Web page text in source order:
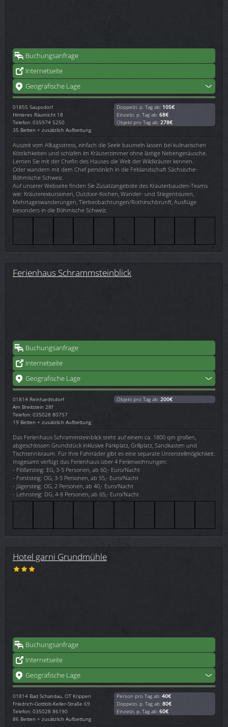
Buchungsanfrage
Internetseite
Geografische Lage
01855 Saupsdorf
Hinteres Räumicht 18
Telefon: 035974 5250
35 Betten + zusätzlich Aufbettung
Doppelzi. p. Tag ab: 105€
Einzelzi. p. Tag ab: 68€
Objekt pro Tag ab: 278€
Auszeit vom Alltagsstress, einfach die Seele baumeln lassen bei kulinarischen
Köstlichkeiten und schlafen im Kräuterzimmer ohne lästige Nebengeräusche.
Lernen Sie mit der Chefin des Hauses die Welt der Wildkräuter kennen.
Oder wandern mit dem Chef persönlich in die Felslandschaft Sächsische-
Böhmische Schweiz.
Auf unserer Webseite finden Sie Zusatzangebote des Kräuterbauden-Teams
wie: Kräuterexkursionen, Outdoor-Kochen, Wander- und Stiegentouren,
Mehrtageswanderungen, Tierbeobachtungen/Rothirschbrunft, Ausflüge
besonders in die Böhmische Schweiz.
Ferienhaus Schrammsteinblick
Buchungsanfrage
Internetseite
Geografische Lage
01814 Reinhardtsdorf
Am Breitstein 28f
Telefon: 035028 80757
19 Betten + zusätzlich Aufbettung
Objekt pro Tag ab: 200€
Das Ferienhaus Schrammsteinblick steht auf einem ca. 1800 qm großen,
abgeschlossen Grundstück inklusive Parkplatz, Grillplatz, Sandkasten und
Tischtennisraum. Für Ihre Fahrräder gibt es eine separate Unterstellmöglichkeit.
Insgesamt verfügt das Ferienhaus über 4 Ferienwohnungen:
- Flößersteig: EG, 3-5 Personen, ab 60,- Euro/Nacht
- Forststeig: OG, 3-5 Personen, ab 55,- Euro/Nacht
- Jägersteig: OG, 2 Personen, ab 40,- Euro/Nacht
- Lehnsteig: DG, 4-8 Personen, ab 65,- Euro/Nacht
Hotel garni Grundmühle
Buchungsanfrage
Internetseite
Geografische Lage
01814 Bad Schandau, OT Krippen
Friedrich-Gottlob-Keller-Straße 69
Telefon: 035028 86190
86 Betten + zusätzlich Aufbettung
Person pro Tag ab: 40€
Doppelzi. p. Tag ab: 80€
Einzelzi. p. Tag ab: 60€